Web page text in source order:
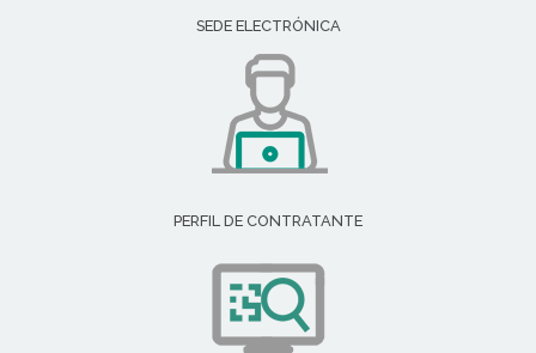
SEDE ELECTRÓNICA
PERFIL DE CONTRATANTE